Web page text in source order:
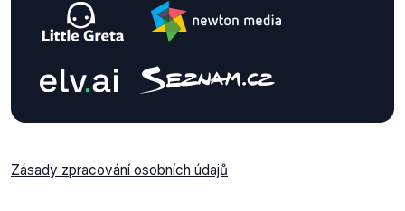
Zásady zpracování osobních údajů